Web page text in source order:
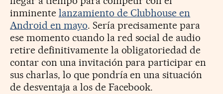
inminente lanzamiento de Clubhouse en
Android en mayo. Sería precisamente para
ese momento cuando la red social de audio
retire definitivamente la obligatoriedad de
contar con una invitación para participar en
sus charlas, lo que pondría en una situación
de desventaja a los de Facebook.